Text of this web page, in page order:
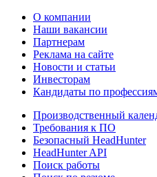
О компании
Наши вакансии
Партнерам
Реклама на сайте
Новости и статьи
Инвесторам
Кандидаты по
Производственный
Требования к ПО
Безопасный HeadHunter
HeadHunter API
Поиск работы